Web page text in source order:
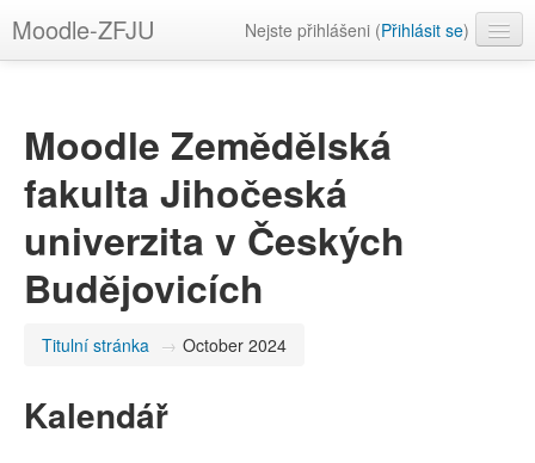
Moodle-ZFJU Nejste přihlášeni (Přihlásit se)
Moodle Zemědělská
fakulta Jihočeská
univerzita v Českých
Budějovicích
Titulní stránka → October 2024
Kalendář